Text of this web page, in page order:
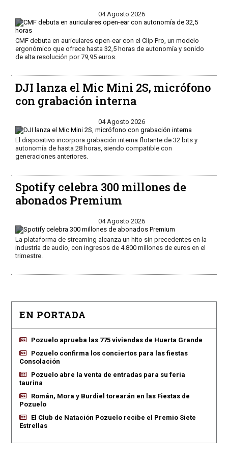
04 Agosto 2026
CMF debuta en auriculares open-ear con el Clip Pro, un modelo
ergonómico que ofrece hasta 32,5 horas de autonomía y sonido
de alta resolución por 79,95 euros.
DJI lanza el Mic Mini 2S, micrófono
con grabación interna
04 Agosto 2026
El dispositivo incorpora grabación interna flotante de 32 bits y
autonomía de hasta 28 horas, siendo compatible con
generaciones anteriores.
Spotify celebra 300 millones de
abonados Premium
04 Agosto 2026
La plataforma de streaming alcanza un hito sin precedentes en la
industria de audio, con ingresos de 4.800 millones de euros en el
trimestre.
EN PORTADA
Pozuelo aprueba las 775 viviendas de Huerta Grande
Pozuelo confirma los conciertos para las fiestas
Consolación
Pozuelo abre la venta de entradas para su feria
taurina
Román, Mora y Burdiel torearán en las Fiestas de
Pozuelo
El Club de Natación Pozuelo recibe el Premio Siete
Estrellas